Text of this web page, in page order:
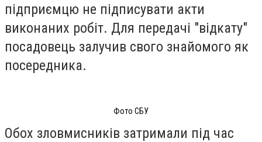
підприємцю не підписувати акти
виконаних робіт. Для передачі "відкату"
посадовець залучив свого знайомого як
посередника.
Фото СБУ
Обох зловмисників затримали під час